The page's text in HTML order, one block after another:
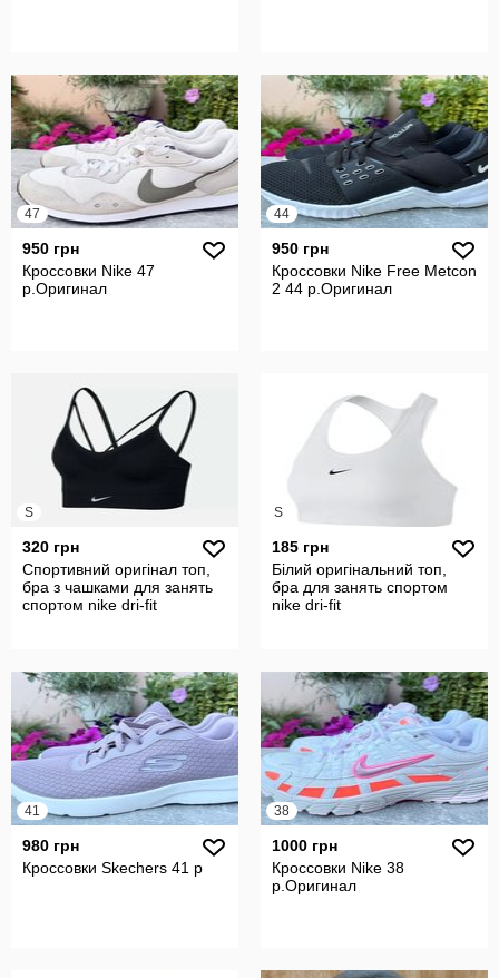
47
950 грн
Кроссовки Nike 47
р.Оригинал
44
950 грн
Кроссовки Nike Free Metcon
2 44 р.Оригинал
S
320 грн
Спортивний оригінал топ,
бра з чашками для занять
спортом nike dri-fit
S
185 грн
Білий оригінальний топ,
бра для занять спортом
nike dri-fit
41
980 грн
Кроссовки Skechers 41 р
38
1000 грн
Кроссовки Nike 38
р.Оригинал